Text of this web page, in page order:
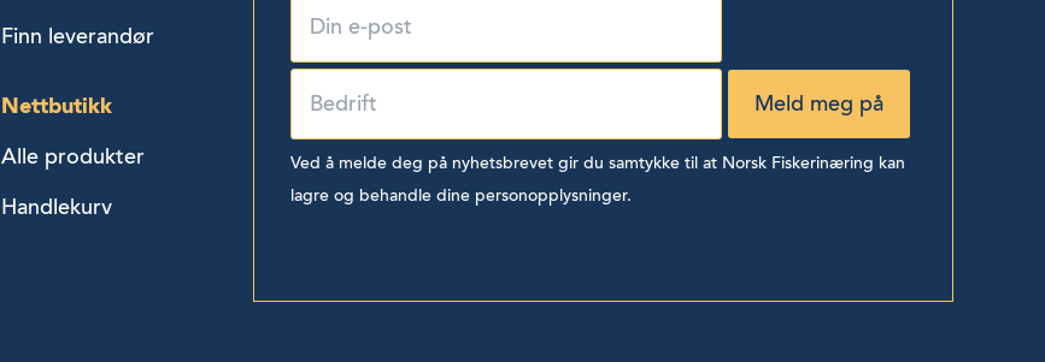
Finn leverandør
Nettbutikk
Alle produkter
Handlekurv
Ved å melde deg på nyhetsbrevet gir du samtykke til at Norsk Fiskerinæring kan
lagre og behandle dine personopplysninger.